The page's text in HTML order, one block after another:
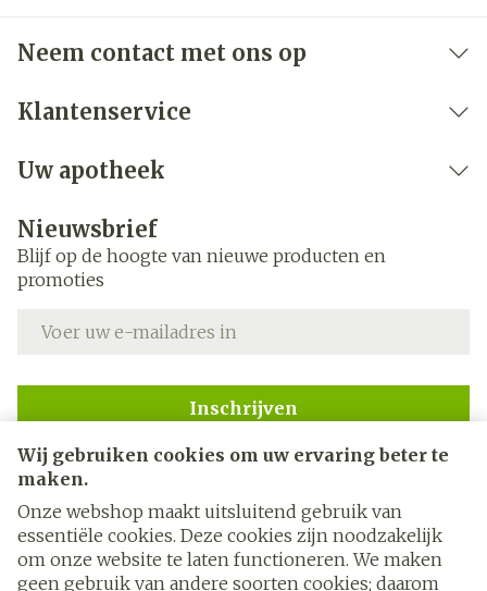
Wij gebruiken cookies om uw ervaring beter te
maken.
Onze webshop maakt uitsluitend gebruik van
essentiële cookies. Deze cookies zijn noodzakelijk
om onze website te laten functioneren. We maken
geen gebruik van andere soorten cookies; daarom
Neem contact met ons op
Klantenservice
Uw apotheek
Nieuwsbrief
Blijf op de hoogte van nieuwe producten en
promoties
Inschrijven
Door op inschrijven te klikken, schrijft u zich in voor onze
nieuwsbrief en gaat u akkoord met onze